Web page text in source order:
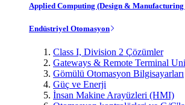
Applied Computing (Design & Manufacturing
Endüstriyel Otomasyon
Class I, Division 2 Çözümler
Gateways & Remote Terminal
Gömülü Otomasyon Bilgisayarları
Güç ve Enerji
İnsan Makine Arayüzleri (HMI)